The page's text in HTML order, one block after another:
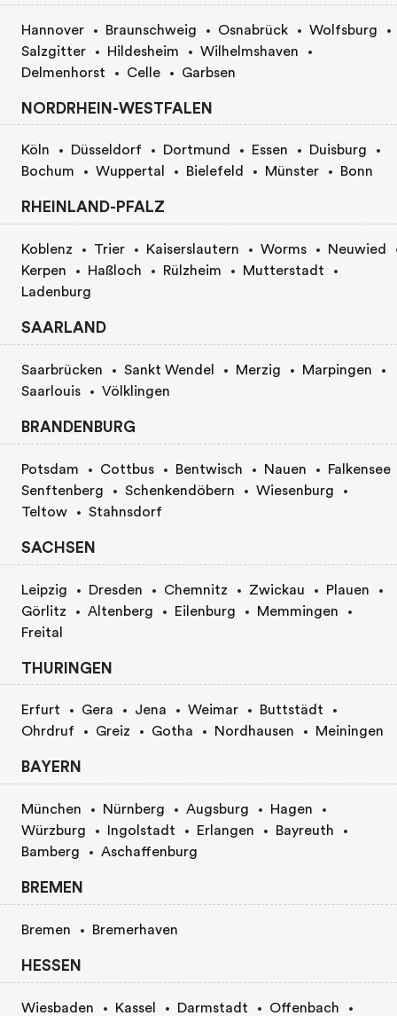
Hannover Braunschweig Osnabrück
Wolfsburg
Salzgitter
Hildesheim
Wilhelmshaven
Delmenhorst
Celle Garbsen
NORDRHEIN-WESTFALEN
Köln Düsseldorf Dortmund Essen
Duisburg
Bochum
Wuppertal Bielefeld Münster Bonn
RHEINLAND-PFALZ
Koblenz Trier Kaiserslautern Worms
Neuwied
Kerpen
Haßloch Rülzheim
Mutterstadt
Ladenburg
SAARLAND
Saarbrücken Sankt Wendel Merzig
Marpingen
Saarlouis
Völklingen
BRANDENBURG
Potsdam Cottbus Bentwisch Nauen
Falkensee
Senftenberg
Schenkendöbern
Wiesenburg
Teltow
Stahnsdorf
SACHSEN
Leipzig Dresden Chemnitz Zwickau
Plauen
Görlitz
Altenberg Eilenburg
Memmingen
Freital
THURINGEN
Erfurt Gera Jena Weimar
Buttstädt
Ohrdruf
Greiz Gotha Nordhausen Meiningen
BAYERN
München Nürnberg Augsburg
Hagen
Würzburg
Ingolstadt Erlangen
Bayreuth
Bamberg
Aschaffenburg
BREMEN
Bremen Bremerhaven
HESSEN
Wiesbaden Kassel Darmstadt
Offenbach